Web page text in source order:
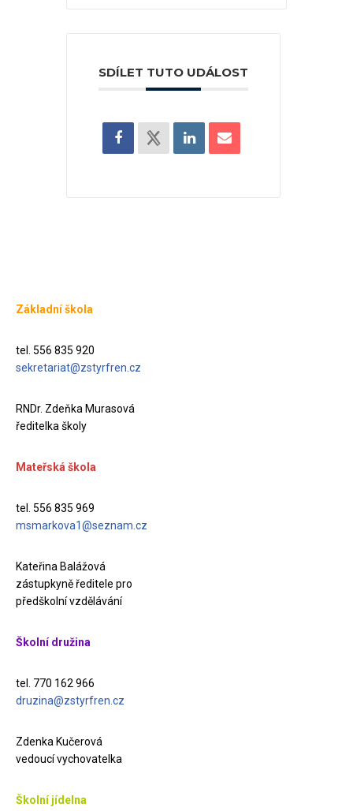
SDÍLET TUTO UDÁLOST
Základní škola
tel. 556 835 920
sekretariat@zstyrfren.cz
RNDr. Zdeňka Murasová
ředitelka školy
Mateřská škola
tel. 556 835 969
msmarkova1@seznam.cz
Kateřina Balážová
zástupkyně ředitele pro
předškolní vzdělávání
Školní družina
tel. 770 162 966
druzina@zstyrfren.cz
Zdenka Kučerová
vedoucí vychovatelka
Školní jídelna